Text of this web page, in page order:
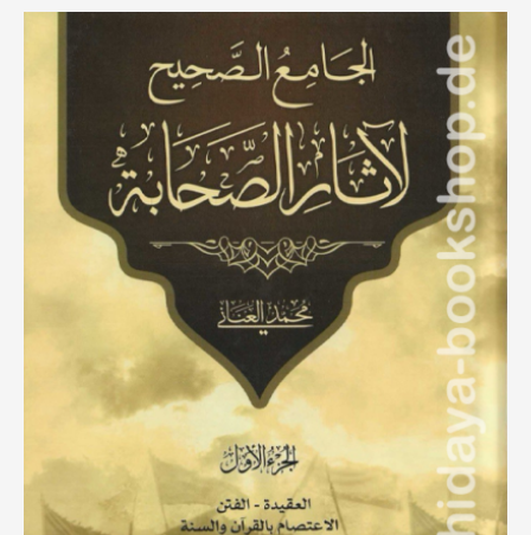
الجامع
الصحيح
الصحابة
1/8